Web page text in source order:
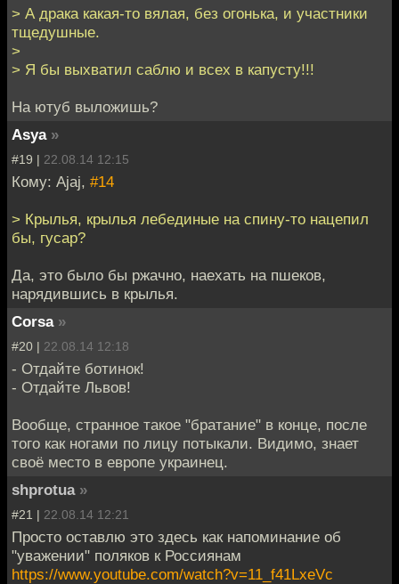
> А драка какая-то вялая, без огонька, и участники
тщедушные.
>
> Я бы выхватил саблю и всех в капусту!!!
На ютуб выложишь?
Asya »
#19 | 22.08.14 12:15
Кому: Ajaj, #14
> Крылья, крылья лебединые на спину-то нацепил
бы, гусар?
Да, это было бы ржачно, наехать на пшеков,
нарядившись в крылья.
Corsa »
#20 | 22.08.14 12:18
- Отдайте ботинок!
- Отдайте Львов!
Вообще, странное такое "братание" в конце, после
того как ногами по лицу потыкали. Видимо, знает
своё место в европе украинец.
shprotua »
#21 | 22.08.14 12:21
Просто оставлю это здесь как напоминание об
"уважении" поляков к Россиянам
https://www.youtube.com/watch?v=11_f41LxeVc